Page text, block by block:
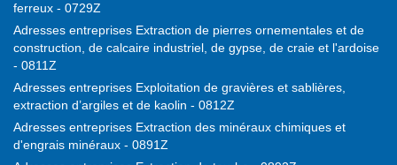
ferreux - 0729Z
Adresses entreprises Extraction de pierres ornementales et de
construction, de calcaire industriel, de gypse, de craie et l'ardoise
- 0811Z
Adresses entreprises Exploitation de gravières et sablières,
extraction d’argiles et de kaolin - 0812Z
Adresses entreprises Extraction des minéraux chimiques et
d'engrais minéraux - 0891Z